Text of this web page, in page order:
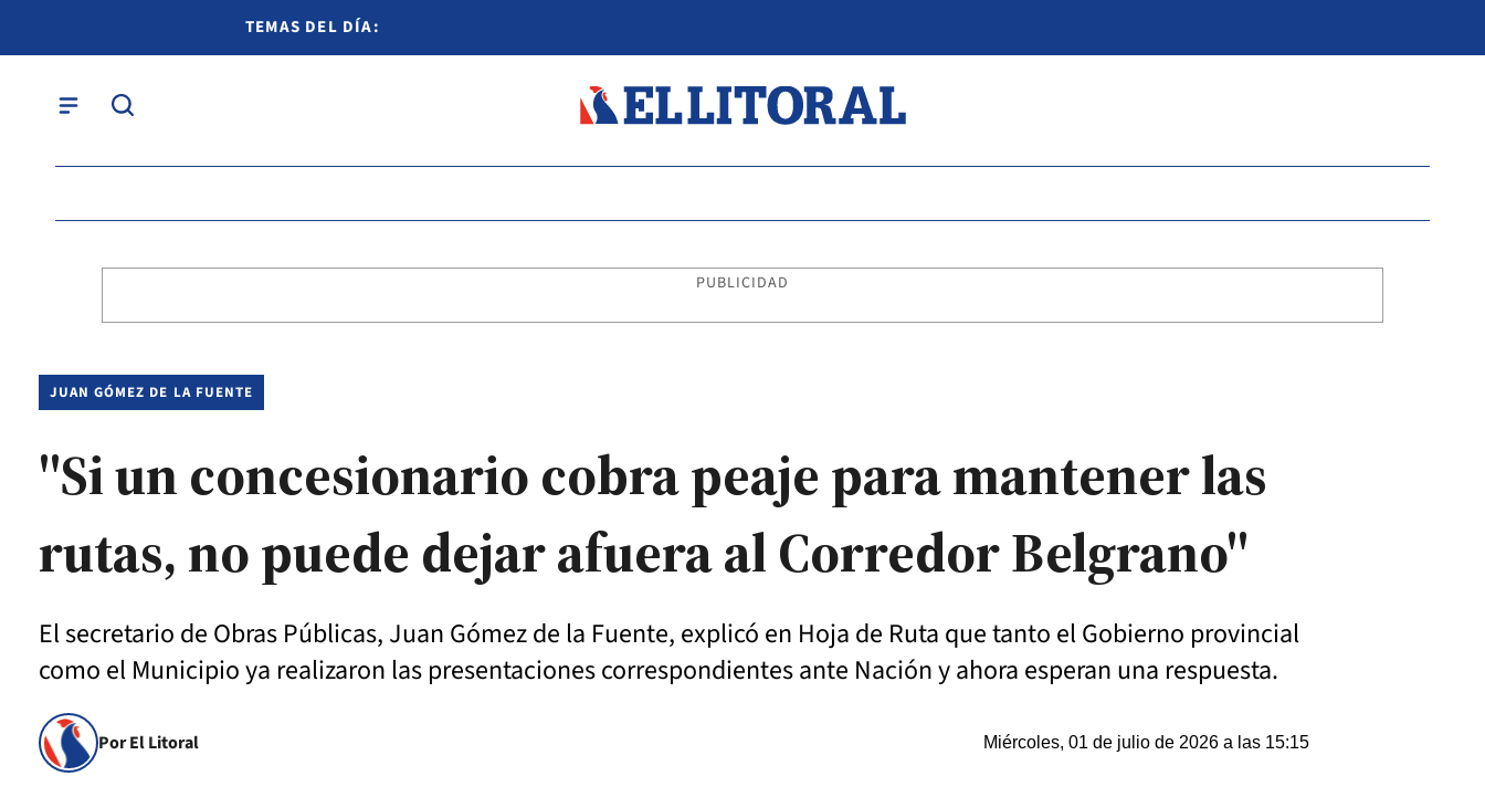
TEMAS DEL DÍA:
PUBLICIDAD
JUAN GÓMEZ DE LA FUENTE
"Si un concesionario cobra peaje para mantener las
rutas, no puede dejar afuera al Corredor Belgrano"
El secretario de Obras Públicas, Juan Gómez de la Fuente, explicó en Hoja de Ruta que tanto el Gobierno provincial
como el Municipio ya realizaron las presentaciones correspondientes ante Nación y ahora esperan una respuesta.
Por El Litoral Miércoles, 01 de julio de 2026 a las 15:15